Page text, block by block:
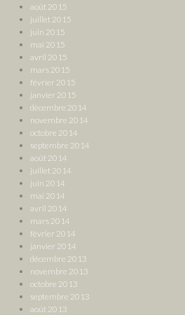
août 2015
juillet 2015
juin 2015
mai 2015
avril 2015
mars 2015
février 2015
janvier 2015
décembre 2014
novembre 2014
octobre 2014
septembre 2014
août 2014
juillet 2014
juin 2014
mai 2014
avril 2014
mars 2014
février 2014
janvier 2014
décembre 2013
novembre 2013
octobre 2013
septembre 2013
août 2013